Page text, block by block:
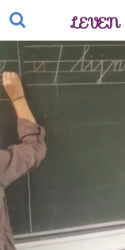
Ga
naar
de
hoofdinhoud